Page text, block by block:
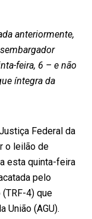
anteriormente,
feira, 6 – e não
íntegra da
Federal da
o leilão de
esta quinta-feira
pelo
(TRF-4) que
União (AGU).